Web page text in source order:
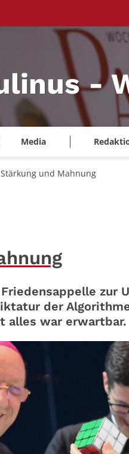
-
Media
Stärkung und Mahnung
zur
der
alles war erwartbar.